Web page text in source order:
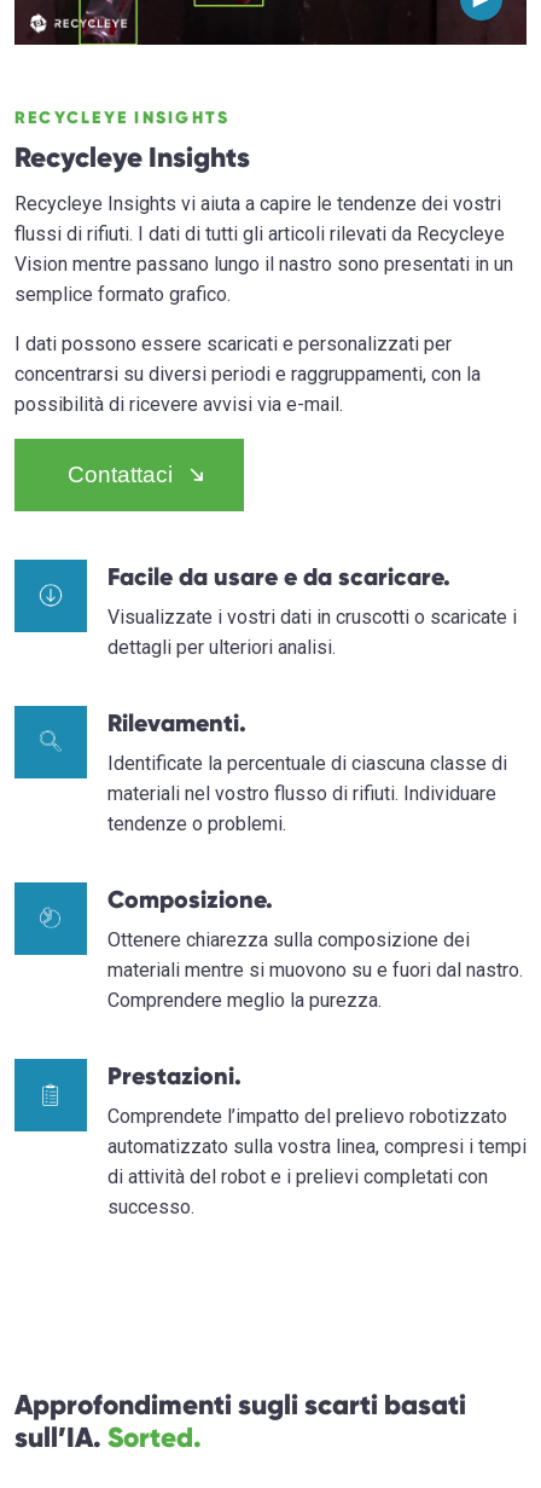
RECYCLEYE INSIGHTS
Recycleye Insights
Recycleye Insights vi aiuta a capire le tendenze dei vostri
flussi di rifiuti. I dati di tutti gli articoli rilevati da Recycleye
Vision mentre passano lungo il nastro sono presentati in un
semplice formato grafico.
I dati possono essere scaricati e personalizzati per
concentrarsi su diversi periodi e raggruppamenti, con la
possibilità di ricevere avvisi via e-mail.
Contattaci
Facile da usare e da scaricare.
Visualizzate i vostri dati in cruscotti o scaricate i
dettagli per ulteriori analisi.
Rilevamenti.
Identificate la percentuale di ciascuna classe di
materiali nel vostro flusso di rifiuti. Individuare
tendenze o problemi.
Composizione.
Ottenere chiarezza sulla composizione dei
materiali mentre si muovono su e fuori dal nastro.
Comprendere meglio la purezza.
Prestazioni.
Comprendete l’impatto del prelievo robotizzato
automatizzato sulla vostra linea, compresi i tempi
di attività del robot e i prelievi completati con
successo.
Approfondimenti sugli scarti basati
sull’IA. Sorted.